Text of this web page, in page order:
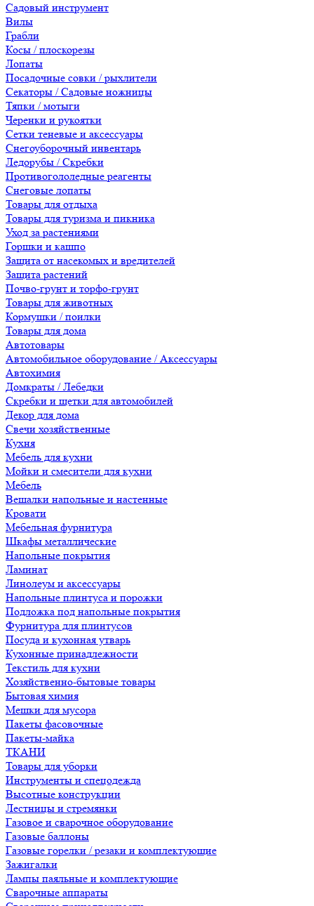
Садовый инструмент
Вилы
Грабли
Косы / плоскорезы
Лопаты
Посадочные совки / рыхлители
Секаторы / Садовые ножницы
Тяпки / мотыги
Черенки и рукоятки
Сетки теневые и аксессуары
Снегоуборочный инвентарь
Ледорубы / Скребки
Противогололедные реагенты
Снеговые лопаты
Товары для отдыха
Товары для туризма и пикника
Уход за растениями
Горшки и кашпо
Защита от насекомых и вредителей
Защита растений
Почво-грунт и торфо-грунт
Товары для животных
Кормушки / поилки
Товары для дома
Автотовары
Автомобильное оборудование / Аксессуары
Автохимия
Домкраты / Лебедки
Скребки и щетки для автомобилей
Декор для дома
Свечи хозяйственные
Кухня
Мебель для кухни
Мойки и смесители для кухни
Мебель
Вешалки напольные и настенные
Кровати
Мебельная фурнитура
Шкафы металлические
Напольные покрытия
Ламинат
Линолеум и аксессуары
Напольные плинтуса и порожки
Подложка под напольные покрытия
Фурнитура для плинтусов
Посуда и кухонная утварь
Кухонные принадлежности
Текстиль для кухни
Хозяйственно-бытовые товары
Бытовая химия
Мешки для мусора
Пакеты фасовочные
Пакеты-майка
ТКАНИ
Товары для уборки
Инструменты и спецодежда
Высотные конструкции
Лестницы и стремянки
Газовое и сварочное оборудование
Газовые баллоны
Газовые горелки / резаки и комплектующие
Зажигалки
Лампы паяльные и комплектующие
Сварочные аппараты